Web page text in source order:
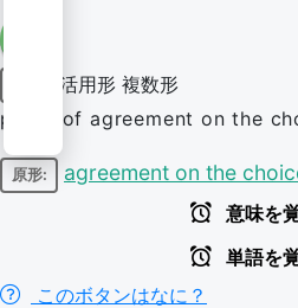
活用形 複数形
plural of agreement on the
原形: agreement on the
意味を
単語を
このボタンはなに？